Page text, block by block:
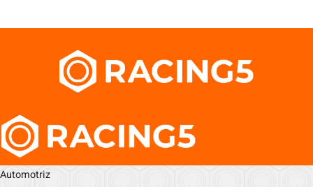
Automotriz